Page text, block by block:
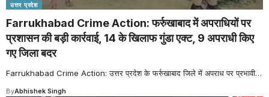
उत्तर प्रदेश
Farrukhabad Crime Action: फर्रुखाबाद में अपराधियों पर
प्रशासन की बड़ी कार्रवाई, 14 के खिलाफ गुंडा एक्ट, 9 अपराधी किए
गए जिला बदर
Farrukhabad Crime Action: उत्तर प्रदेश के फर्रुखाबाद जिले में अपराध पर प्रभावी…
ByAbhishek Singh